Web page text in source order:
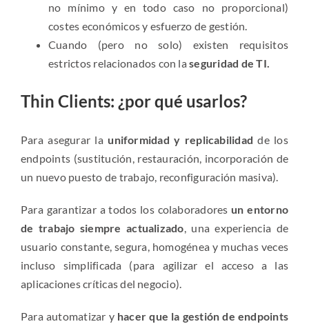
no mínimo y en todo caso no proporcional)
costes económicos y esfuerzo de gestión.
Cuando (pero no solo) existen requisitos
estrictos relacionados con laseguridad de TI.
Thin Clients: ¿por qué usarlos?
Para asegurar la uniformidad y replicabilidad de los
endpoints (sustitución, restauración, incorporación de
un nuevo puesto de trabajo, reconfiguración masiva).
Para garantizar a todos los colaboradores un entorno
de trabajo siempre actualizado, una experiencia de
usuario constante, segura, homogénea y muchas veces
incluso simplificada (para agilizar el acceso a las
aplicaciones críticas del negocio).
Para automatizar y hacer que la gestión de endpoints